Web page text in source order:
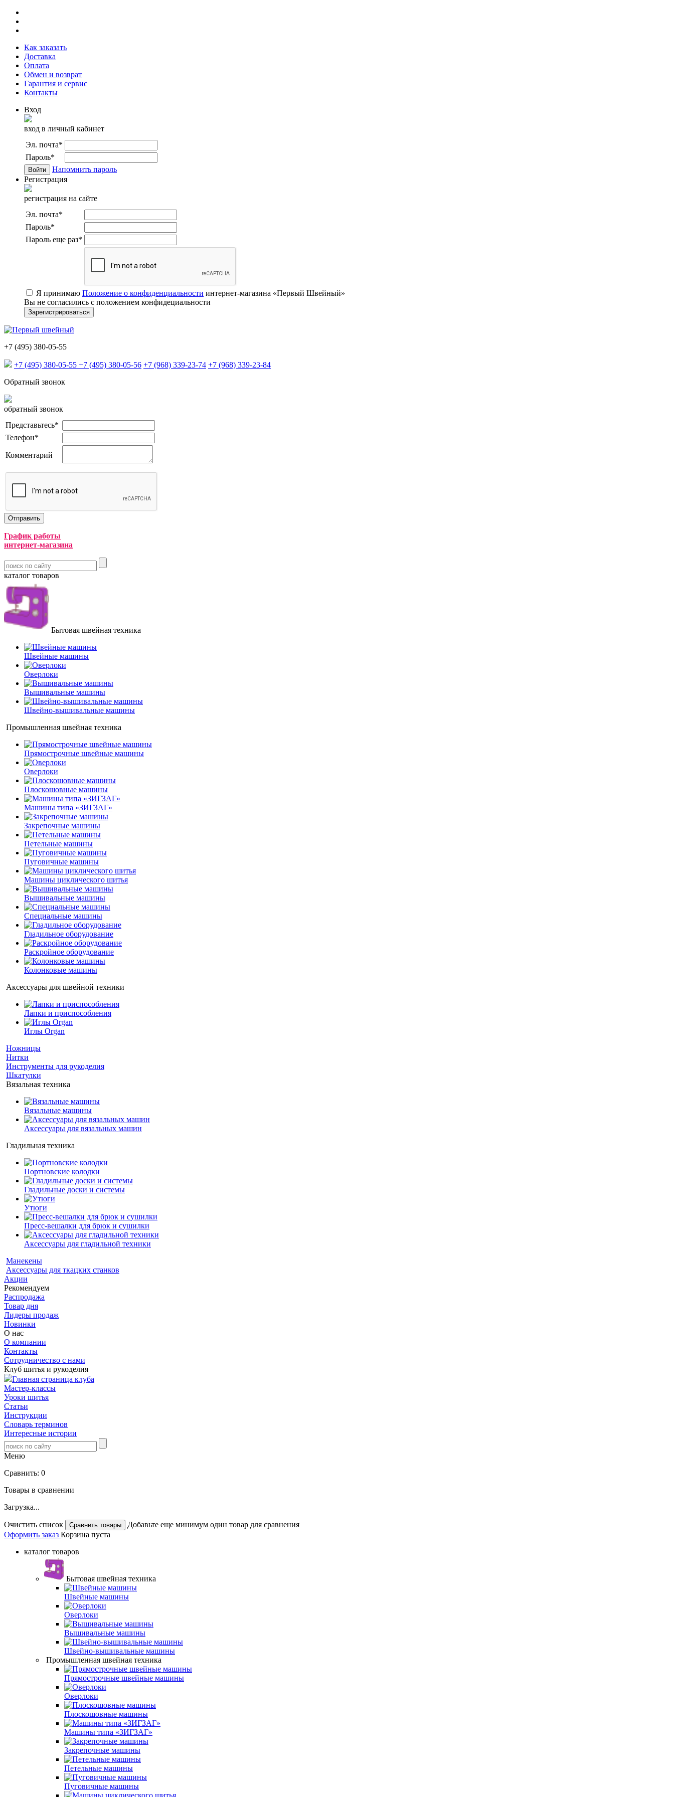
Как заказать
Доставка
Оплата
Обмен и возврат
Гарантия и сервис
Контакты
Вход
вход в личный кабинет
Эл. почта*
Пароль*
Напомнить пароль
Регистрация
регистрация на сайте
Эл. почта*
Пароль*
Пароль еще раз*
Я принимаю Положение о конфиденциальности интернет-магазина «Первый Швейный»
Вы не согласились с положением конфидециальности
+7 (495) 380-05-55
+7 (495) 380-05-55 +7 (495) 380-05-56 +7 (968) 339-23-74 +7 (968) 339-23-84
Обратный звонок
обратный звонок
Представьтесь*
Телефон*
Комментарий
График работы
интернет-магазина
каталог товаров
Бытовая швейная техника
Швейные машины
Оверлоки
Вышивальные машины
Швейно-вышивальные машины
Промышленная швейная техника
Прямострочные швейные машины
Оверлоки
Плоскошовные машины
Машины типа «ЗИГЗАГ»
Закрепочные машины
Петельные машины
Пуговичные машины
Машины циклического шитья
Вышивальные машины
Специальные машины
Гладильное оборудование
Раскройное оборудование
Колонковые машины
Аксессуары для швейной техники
Лапки и приспособления
Иглы Organ
Ножницы
Нитки
Инструменты для рукоделия
Шкатулки
Вязальная техника
Вязальные машины
Аксессуары для вязальных машин
Гладильная техника
Портновские колодки
Гладильные доски и системы
Утюги
Пресс-вешалки для брюк и сушилки
Аксессуары для гладильной техники
Манекены
Аксессуары для ткацких станков
Акции
Рекомендуем
Распродажа
Товар дня
Лидеры продаж
Новинки
О нас
О компании
Контакты
Сотрудничество с нами
Клуб шитья и рукоделия
Главная страница клуба
Мастер-классы
Уроки шитья
Статьи
Инструкции
Словарь терминов
Интересные истории
Меню
Сравнить: 0
Товары в сравнении
Загрузка...
Очистить список
Добавьте еще минимум один товар для сравнения
Оформить заказ Корзина пуста
каталог товаров
Бытовая швейная техника
Швейные машины
Оверлоки
Вышивальные машины
Швейно-вышивальные машины
Промышленная швейная техника
Прямострочные швейные машины
Оверлоки
Плоскошовные машины
Машины типа «ЗИГЗАГ»
Закрепочные машины
Петельные машины
Пуговичные машины